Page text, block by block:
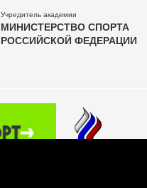
Учредитель академии
МИНИСТЕРСТВО СПОРТА
РОССИЙСКОЙ ФЕДЕРАЦИИ